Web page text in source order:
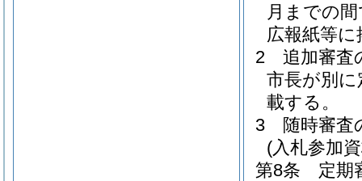
月までの
広報紙等
2
追加審査
市長が別
載する。
3
随時審査
(入札参加
第8条
定期